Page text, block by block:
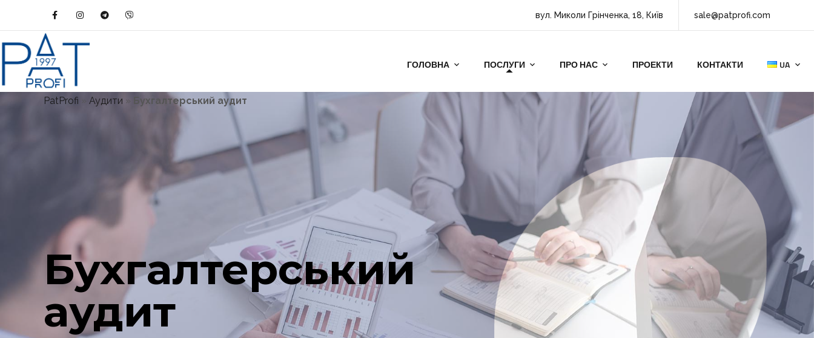
вул. Миколи Грінченка, 18, Київ sale@patprofi.com
ГОЛОВНА ПОСЛУГИ ПРО НАС ПРОЕКТИ КОНТАКТИ UA
PatProfi Аудити » Бухгалтерський аудит
Бухгалтерський
аудит